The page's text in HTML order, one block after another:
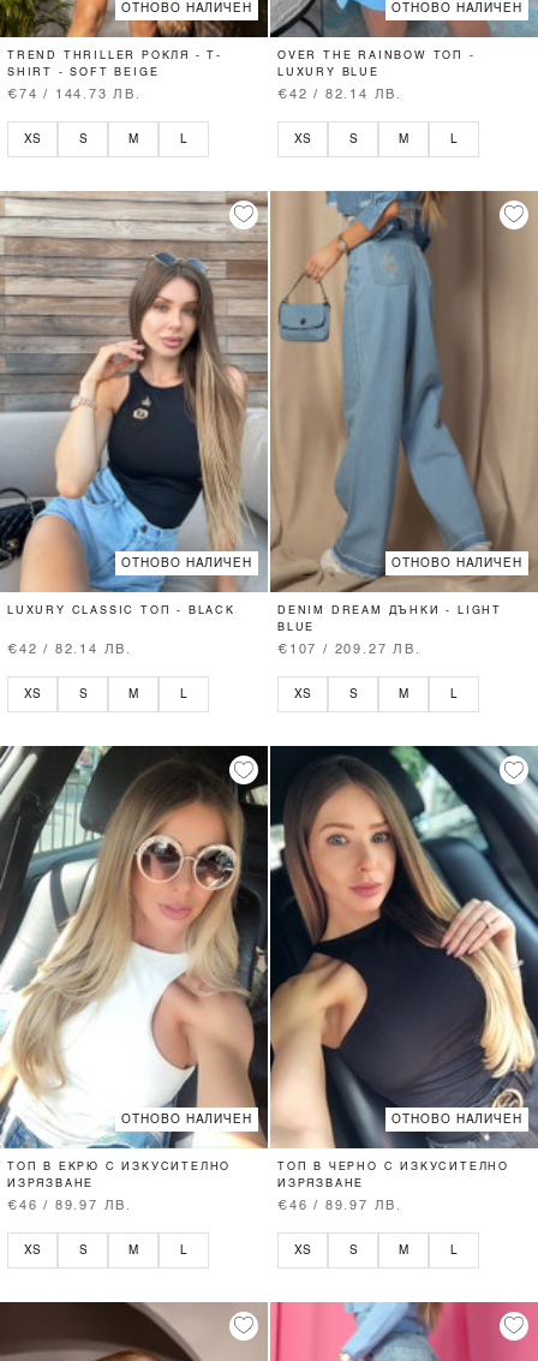
ОТНОВО НАЛИЧЕН
TREND THRILLER РОКЛЯ - T-
SHIRT - SOFT BEIGE
€74 / 144.73 ЛВ.
XS S M
ОТНОВО НАЛИЧЕН
OVER THE RAINBOW ТОП -
LUXURY BLUE
€42 / 82.14 ЛВ.
XS S M
ОТНОВО НАЛИЧЕН
LUXURY CLASSIC ТОП - BLACK
€42 / 82.14 ЛВ.
XS S M L
ОТНОВО НАЛИЧЕН
DENIM DREAM ДЪНКИ - LIGHT
BLUE
€107 / 209.27 ЛВ.
XS S M L
ОТНОВО НАЛИЧЕН
ТОП В ЕКРЮ С ИЗКУСИТЕЛНО
ИЗРЯЗВАНЕ
€46 / 89.97 ЛВ.
XS S M
ОТНОВО НАЛИЧЕН
ТОП В ЧЕРНО С ИЗКУСИТЕЛНО
ИЗРЯЗВАНЕ
€46 / 89.97 ЛВ.
XS S M